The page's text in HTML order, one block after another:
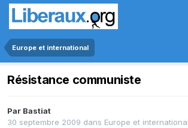
Europe et international
Résistance communiste
Par Bastiat
30 septembre 2009 dans Europe et international